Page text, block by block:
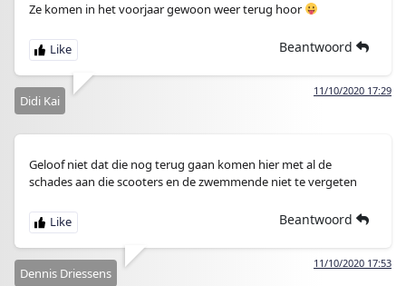
Ze komen in het voorjaar gewoon weer terug hoor
Beantwoord
11/10/2020 17:29
Didi Kai
Geloof niet dat die nog terug gaan komen hier met al de
schades aan die scooters en de zwemmende niet te vergeten
Beantwoord
11/10/2020 17:53
Dennis Driessens